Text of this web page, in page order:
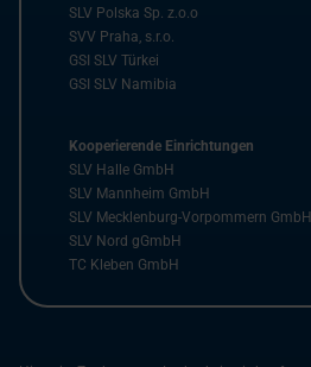
SLV Polska Sp. z.o.o
SVV Praha, s.r.o.
GSI SLV Türkei
GSI SLV Namibia
Kooperierende Einrichtungen
SLV Halle GmbH
SLV Mannheim GmbH
SLV Mecklenburg-Vorpommern GmbH
SLV Nord gGmbH
TC Kleben GmbH